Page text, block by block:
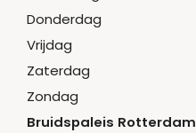
Donderdag
Vrijdag
Zaterdag
Zondag
Bruidspaleis Rotterdam